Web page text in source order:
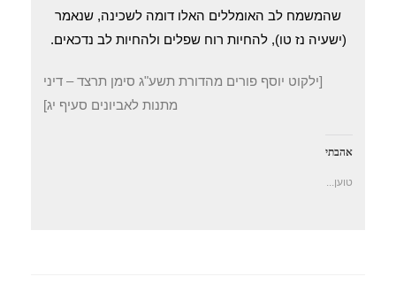
שהמשמח לב האומללים האלו דומה לשכינה, שנאמר
(ישעיה נז טו), להחיות רוח שפלים ולהחיות לב נדכאים.
[ילקוט יוסף פורים מהדורת תשע"ג סימן תרצד – דיני
מתנות לאביונים סעיף יג]
אהבתי
טוען...